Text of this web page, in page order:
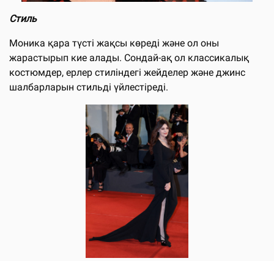
Стиль
Моника қара түсті жақсы көреді және ол оны
жарастырып кие алады. Сондай-ақ ол классикалық
костюмдер, ерлер стиліндегі жейделер және джинс
шалбарларын стильді үйлестіреді.